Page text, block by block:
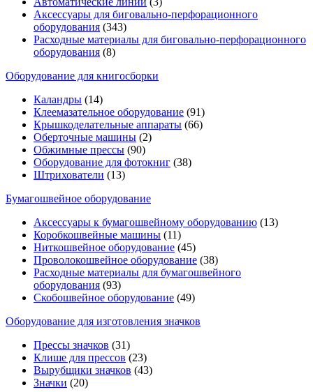
Аксессуары для биговально-перфорационного
оборудования (343)
Расходные материалы для биговально-перфорационного
оборудования (8)
Оборудование для книгосборки
Каландры (14)
Клеемазательное оборудование (91)
Крышкоделательные аппараты (66)
Оберточные машины (2)
Обжимные прессы (90)
Оборудование для фотокниг (38)
Штрихователи (13)
Бумагошвейное оборудование
Аксессуары к бумагошвейному оборудованию (13)
Коробкошвейные машины (11)
Ниткошвейное оборудование (45)
Проволокошвейное оборудование (38)
Расходные материалы для бумагошвейного
оборудования (93)
Скобошвейное оборудование (49)
Оборудование для изготовления значков
Прессы значков (31)
Клише для прессов (23)
Вырубщики значков (43)
Значки (20)